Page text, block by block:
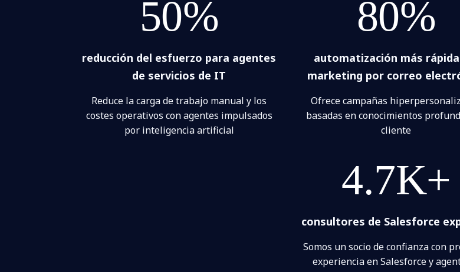
50%
reducción del esfuerzo para agentes
de servicios de IT
Reduce la carga de trabajo manual y los
costes operativos con agentes impulsados
por inteligencia artificial
80%
automatización más
marketing por correo
Ofrece campañas
basadas en conocimientos
cliente
4.7K+
consultores de Salesforce
Somos un socio de confianza con
experiencia en Salesforce y